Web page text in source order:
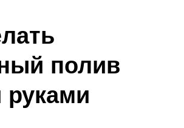
полив